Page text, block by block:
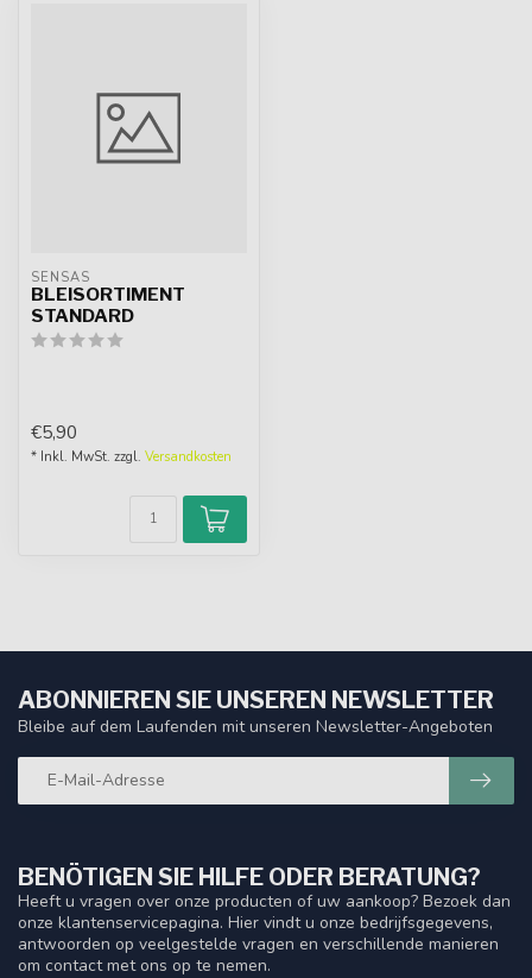
SENSAS
BLEISORTIMENT
STANDARD
€5,90
* Inkl. MwSt. zzgl. Versandkosten
BENÖTIGEN SIE HILFE ODER BERATUNG?
Heeft u vragen over onze producten of uw aankoop? Bezoek dan
onze klantenservicepagina. Hier vindt u onze bedrijfsgegevens,
antwoorden op veelgestelde vragen en verschillende manieren
om contact met ons op te nemen.
ABONNIEREN SIE UNSEREN NEWSLETTER
Bleibe auf dem Laufenden mit unseren Newsletter-Angeboten